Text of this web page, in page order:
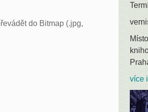
do Bitmap (.jpg,
více